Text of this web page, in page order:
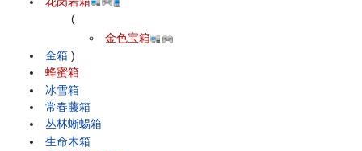
金箱
(
金色宝箱
)
蜂蜜箱
冰雪箱
常春藤箱
丛林蜥蜴箱
生命木箱